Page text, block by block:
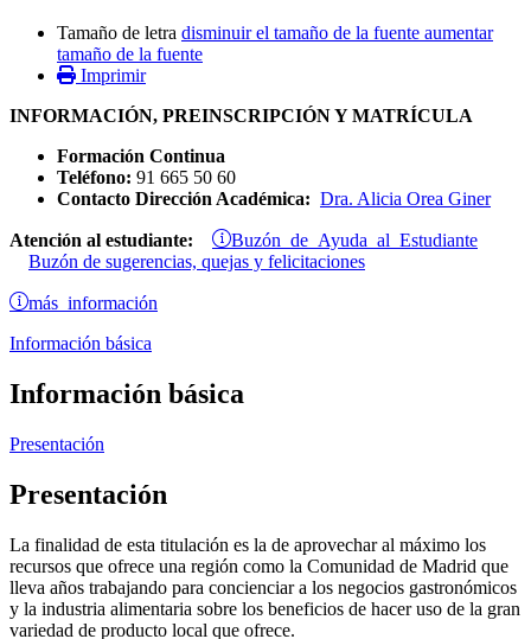
Tamaño de letra disminuir el tamaño de la fuente aumentar
tamaño de la fuente
Imprimir
INFORMACIÓN, PREINSCRIPCIÓN Y MATRÍCULA
Formación Continua
Teléfono: 91 665 50 60
Contacto Dirección Académica: Dra. Alicia Orea Giner
Atención al estudiante: Buzón de Ayuda al Estudiante
Buzón de sugerencias, quejas y felicitaciones
más información
Información básica
Información básica
Presentación
Presentación
La finalidad de esta titulación es la de aprovechar al máximo los
recursos que ofrece una región como la Comunidad de Madrid que
lleva años trabajando para concienciar a los negocios gastronómicos
y la industria alimentaria sobre los beneficios de hacer uso de la gran
variedad de producto local que ofrece.